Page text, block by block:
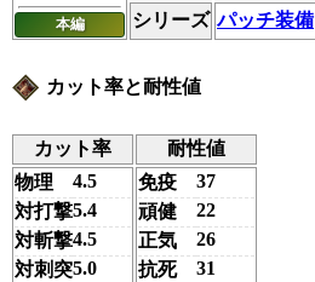
本編
シリーズ パッチ装備
カット率と耐性値
カット率
耐性値
物理
4.5
対打撃5.4
対斬撃4.5
対刺突5.0
免疫
37
頑健
22
正気
26
抗死
31